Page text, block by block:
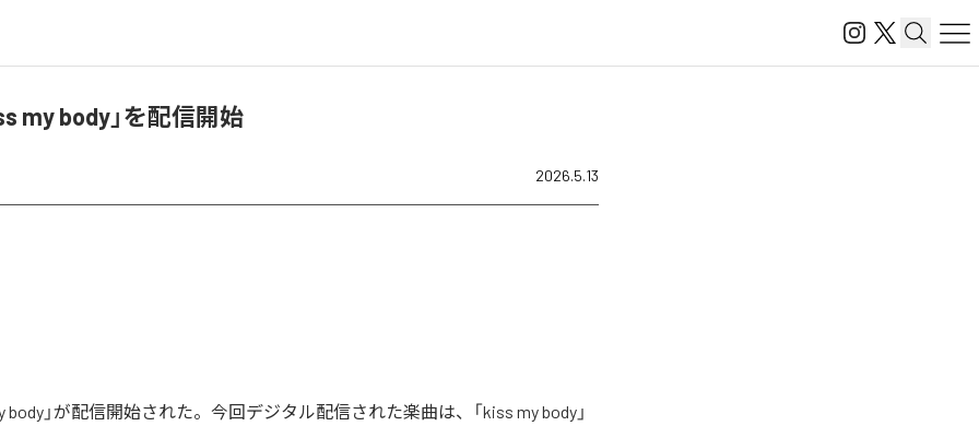
my body」を配信開始
2026.5.13
body」が配信開始された。今回デジタル配信された楽曲は、「kiss my body」